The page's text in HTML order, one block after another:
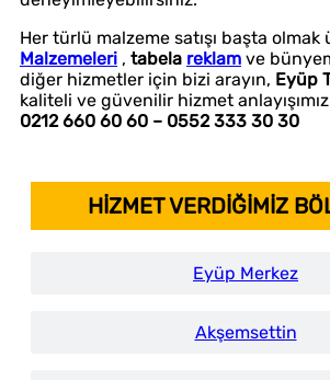
Her türlü malzeme satışı başta olmak
Malzemeleri , tabela reklam ve
diğer hizmetler için bizi arayın, Eyüp
kaliteli ve güvenilir hizmet anlayışımız
0212 660 60 60 – 0552 333 30 30
HİZMET VERDİĞİMİZ
Eyüp Merkez
Akşemsettin